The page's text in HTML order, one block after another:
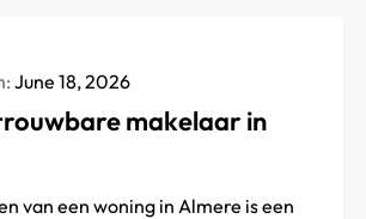
June 18, 2026
makelaar in
van een woning in Almere is een